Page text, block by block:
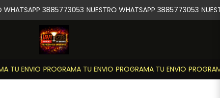
TU ENVIO PROGRAMA TU ENVIO PROGRAMA TU ENVIO
WHATSAPP 3885773053 NUESTRO WHATSAPP 3885773053